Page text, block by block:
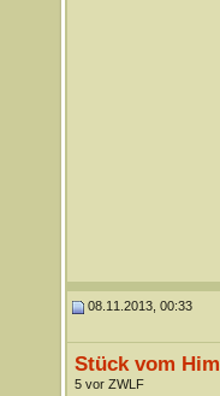
08.11.2013, 00:33
Stück vom
5 vor ZWLF